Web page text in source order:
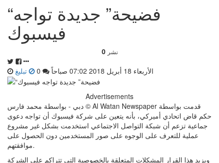
“فضيحة” جديدة تواجه
فيسبوك
0 نشر
الأربعاء 18 أبريل 2018 07:02 صباحاً تبليغ
Advertisements
دبي - بواسطة محمد فارس © Al Watan Newspaper قدمت بواسطة
حكم قاض اتحادي أميركي، بأنه يتعين على شركة فيسبوك أن تواجه دعوى
جماعية تزعم أن شبكة التواصل الاجتماعي استخدمت بشكل غير مشروع
عملية للتعرف على الوجوه على صور المستخدمين دون الحصول على
موافقتهم.
ويزيد هذا القرار المشكلات المتعلقة بالخصوصية التي تتراكم على الشركة